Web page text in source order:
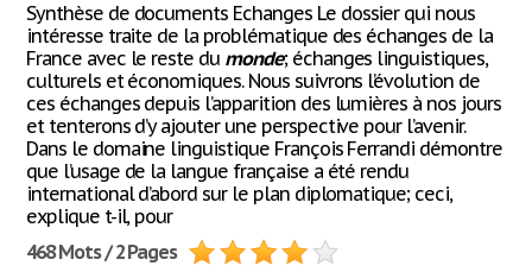
Synthèse de documents Echanges Le dossier qui nous
intéresse traite de la problématique des échanges de la
France avec le reste du monde; échanges linguistiques,
culturels et économiques. Nous suivrons l’évolution de
ces échanges depuis l’apparition des lumières à nos jours
et tenterons d’y ajouter une perspective pour l’avenir.
Dans le domaine linguistique François Ferrandi démontre
que l’usage de la langue française a été rendu
international d’abord sur le plan diplomatique; ceci,
explique t-il, pour
468 Mots / 2 Pages